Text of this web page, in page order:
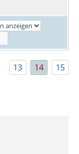
13 14 15